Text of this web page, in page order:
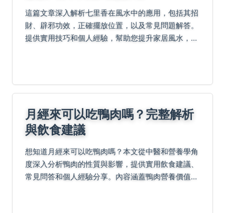
這篇文章深入解析七里香在風水中的應用，包括其招
財、辟邪功效，正確擺放位置，以及常見問題解答。
提供實用技巧和個人經驗，幫助您提升家居風水，避
月經來可以吃鴨肉嗎？完整解析
與飲食建議
想知道月經來可以吃鴨肉嗎？本文從中醫和營養學角
度深入分析鴨肉的性質與影響，提供實用飲食建議、
常見問答和個人經驗分享。內容涵蓋鴨肉營養價值、